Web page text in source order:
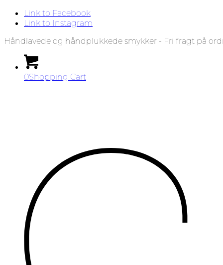
Link to Facebook
Link to Instagram
Håndlavede og håndplukkede smykker - Fri fragt på
0Shopping Cart